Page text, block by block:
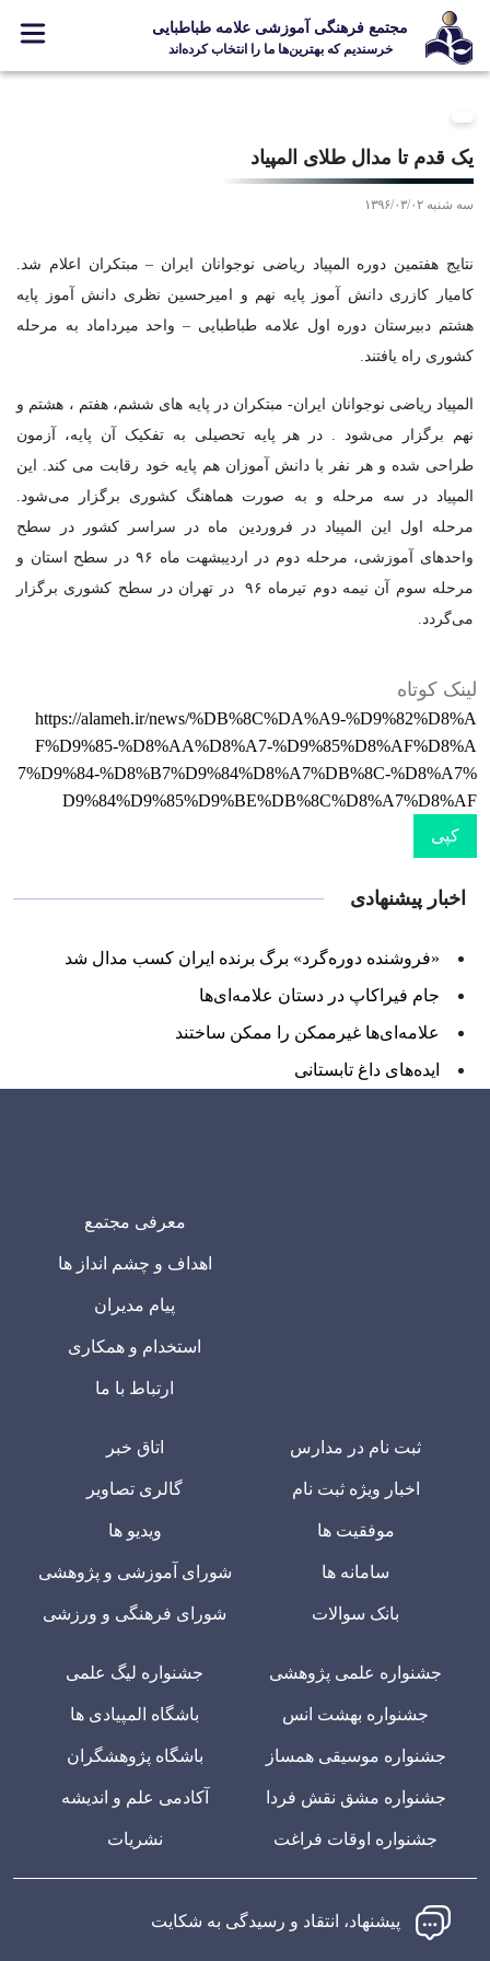
مجتمع فرهنگی آموزشی علامه طباطبایی
خرسندیم که بهترین‌ها ما را انتخاب کرده‌اند
مدارس
علامه +
ارتباط با ما
Designed and Developed by Kavano Team 2016-18
یک قدم تا مدال طلای المپیاد
سه شنبه ۱۳۹۶/۰۳/۰۲
نتایج هفتمین دوره المپیاد ریاضی نوجوانان ایران – مبتکران اعلام شد.
کامیار کازری دانش آموز پایه نهم و امیرحسین نظری دانش آموز پایه
هشتم دبیرستان دوره اول علامه طباطبایی – واحد میرداماد به مرحله
کشوری راه یافتند.
المپیاد ریاضی نوجوانان ایران- مبتکران در پایه های ششم، هفتم ، هشتم و
نهم برگزار می‌شود . در هر پایه تحصیلی به تفکیک آن پایه، آزمون
طراحی شده و هر نفر با دانش آموزان هم پایه خود رقابت می کند. این
المپیاد در سه مرحله و به صورت هماهنگ کشوری برگزار می‌شود.
مرحله اول این المپیاد در فروردین ماه در سراسر کشور در سطح
واحدهای آموزشی، مرحله دوم در اردیبشهت ماه ۹۶ در سطح استان و
مرحله سوم آن نیمه دوم تیرماه ۹۶ در تهران در سطح کشوری برگزار
می‌گردد.
لینک کوتاه
https://alameh.ir/news/%DB%8C%DA%A9-%D9%82%D8%A
F%D9%85-%D8%AA%D8%A7-%D9%85%D8%AF%D8%A
7%D9%84-%D8%B7%D9%84%D8%A7%DB%8C-%D8%A7%
D9%84%D9%85%D9%BE%DB%8C%D8%A7%D8%AF
کپی
اخبار پیشنهادی
«فروشنده دوره‌گرد» برگ برنده ایران کسب مدال شد
جام فیراکاپ در دستان علامه‌ای‌ها
علامه‌ای‌ها غیرممکن را ممکن ساختند
ایده‌های داغ تابستانی
معرفی مجتمع
اهداف و چشم انداز ها
پیام مدیران
استخدام و همکاری
ارتباط با ما
ثبت نام در مدارس
اخبار ویژه ثبت نام
موفقیت ها
سامانه ها
بانک سوالات
اتاق خبر
گالری تصاویر
ویدیو ها
شورای آموزشی و پژوهشی
شورای فرهنگی و ورزشی
جشنواره علمی پژوهشی
جشنواره بهشت انس
جشنواره موسیقی همساز
جشنواره مشق نقش فردا
جشنواره اوقات فراغت
جشنواره لیگ علمی
باشگاه المپیادی ها
باشگاه پژوهشگران
آکادمی علم و اندیشه
نشریات
پیشنهاد، انتقاد و رسیدگی به شکایت